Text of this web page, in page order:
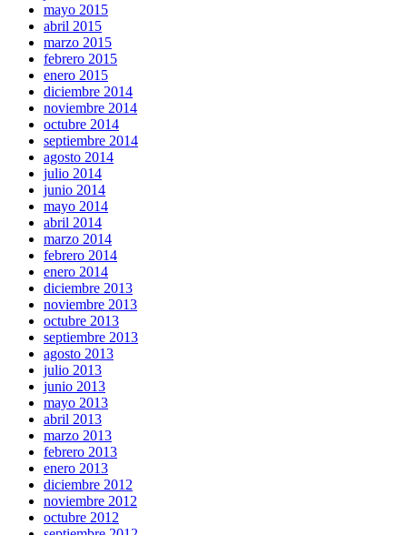
mayo 2015
abril 2015
marzo 2015
febrero 2015
enero 2015
diciembre 2014
noviembre 2014
octubre 2014
septiembre 2014
agosto 2014
julio 2014
junio 2014
mayo 2014
abril 2014
marzo 2014
febrero 2014
enero 2014
diciembre 2013
noviembre 2013
octubre 2013
septiembre 2013
agosto 2013
julio 2013
junio 2013
mayo 2013
abril 2013
marzo 2013
febrero 2013
enero 2013
diciembre 2012
noviembre 2012
octubre 2012